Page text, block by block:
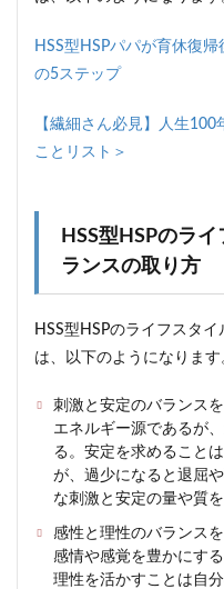
HSS型HSPパパが育休復
の5ステップ
【繊細さん必見】人生
ことリスト＞
HSS型HSPのラ
ランスの取り方
HSS型HSPのライフスタ
は、以下のようになります
刺激と安定のバランス
エネルギー源であるが
る。安定を求めること
が、過少になると退屈
な刺激と安定の量や質を
感性と理性のバランス
感情や感覚を豊かにす
理性を活かすことは自